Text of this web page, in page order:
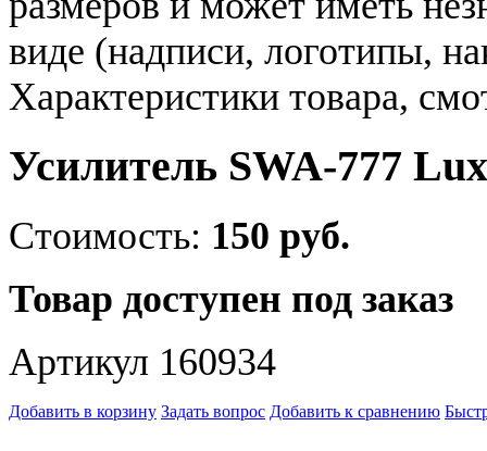
виде (надписи, логотипы,
Характеристики товара,
Усилитель SWA-777
Стоимость: 150 руб.
Товар доступен под заказ
Артикул 160934
Добавить в корзину Задать вопрос Добавить к сравнению